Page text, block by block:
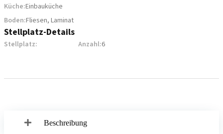
Küche:Einbauküche
Boden:Fliesen, Laminat
Stellplatz-Details
Stellplatz: Anzahl:6
Beschreibung